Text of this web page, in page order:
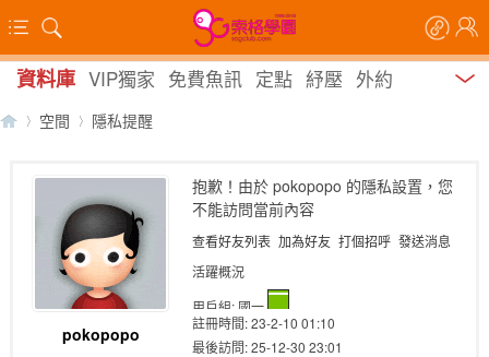
資料庫 VIP獨家 免費魚訊 定點 紓壓 外約
空間
›
隱私提醒
pokopopo
抱歉！由於 pokopopo 的隱私設置，您
不能訪問當前內容
查看好友列表 加為好友 打個招呼 發送消息
活躍概況
用戶組: 國一
註冊時間: 23-2-10 01:10
最後訪問: 25-12-30 23:01